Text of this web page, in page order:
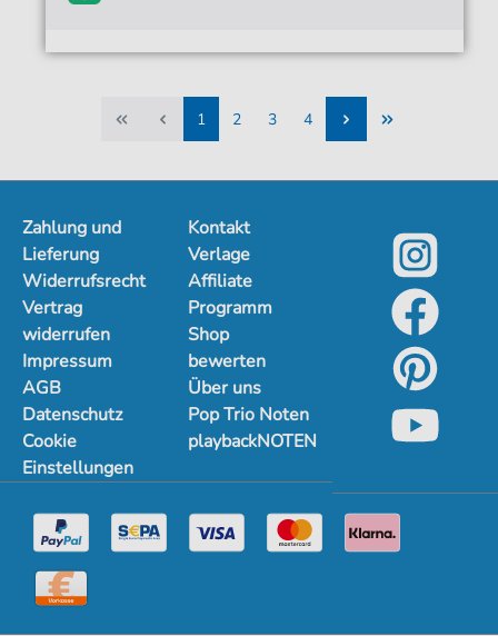
1
2
3
4
Zahlung und
Lieferung
Widerrufsrecht
Vertrag
widerrufen
Impressum
AGB
Datenschutz
Cookie
Einstellungen
Kontakt
Verlage
Affiliate
Programm
Shop
bewerten
Über uns
Pop Trio Noten
playbackNOTEN